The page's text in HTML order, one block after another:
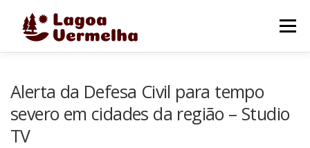
Menu
FALE CONOSCO
Alerta da Defesa Civil para tempo
severo em cidades da região – Studio
TV